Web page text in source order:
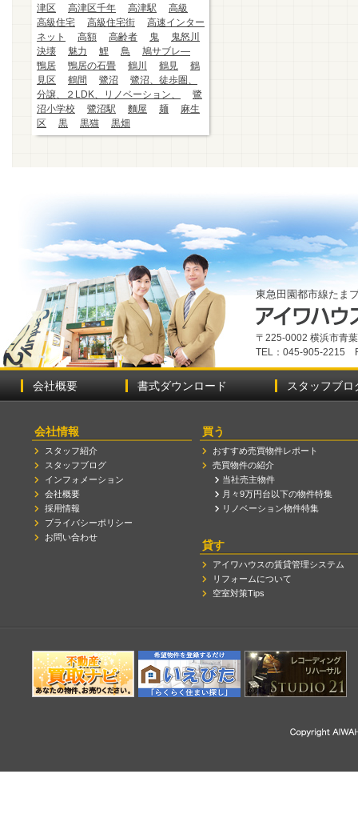
津区
高津区千年 高津駅
高級
高級住宅
高級住宅街
高速インター
ネット
高額 高齢者 鬼
鬼怒川
決壊
魅力 鯉 鳥
鳩サブレ―
鴨居
鴨居の石畳 鶴川 鶴見
鶴
見区
鶴間 鷺沼
鷺沼、徒歩圏、
分譲、２LDK、リノベーション、
鷺
沼小学校
鷺沼駅 麵屋 麺
麻生
区
黒 黒猫 黒畑
東急田園都市線たま
〒225-0002 横浜市青
TEL：045-905-2215
会社概要 書式ダウンロード スタッフブロ
会社情報
スタッフ紹介
スタッフブログ
インフォメーション
会社概要
採用情報
プライバシーポリシー
お問い合わせ
買う
おすすめ売買物件レポート
売買物件の紹介
当社売主物件
月々9万円台以下の物件特集
リノベーション物件特集
貸す
アイワハウスの賃貸管理システム
リフォームについて
空室対策Tips